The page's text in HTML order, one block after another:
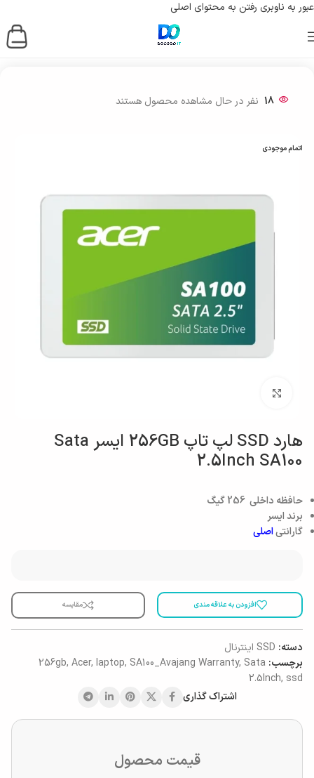
عبور به ناوبری رفتن به محتوای اصلی
18 نفر در حال مشاهده محصول هستند
اتمام موجودی
هارد SSD لپ تاپ 256GB ایسر Sata
2.5Inch SA100
حافظه داخلی 256 گیگ
برند ایسر
گارانتیاصلی
افزودن به علاقه مندی مقایسه
دسته: SSD اینترنال
برچسب:
256gb, Acer, laptop, SA100_Avajang Warranty, Sata
2.5Inch, ssd
اشتراک گذاری
قیمت محصول